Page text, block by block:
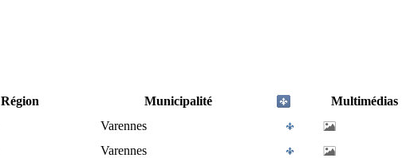
Région Municipalité
Multimédias
Varennes
Varennes